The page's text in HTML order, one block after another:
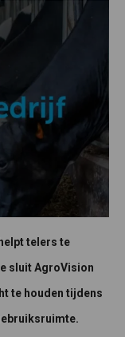
telers te
sluit AgroVision
te houden tijdens